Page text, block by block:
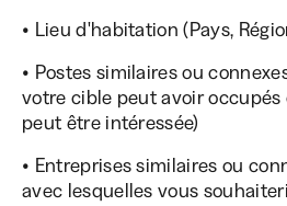
• Lieu d'habitation (Pays,
• Postes similaires ou
votre cible peut avoir occupés
peut être intéressée)
• Entreprises similaires ou
avec lesquelles vous